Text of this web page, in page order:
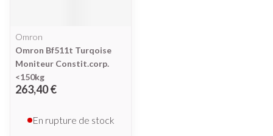
Omron
Omron Bf511t Turqoise
Moniteur Constit.corp.
<150kg
263,40 €
En rupture de stock